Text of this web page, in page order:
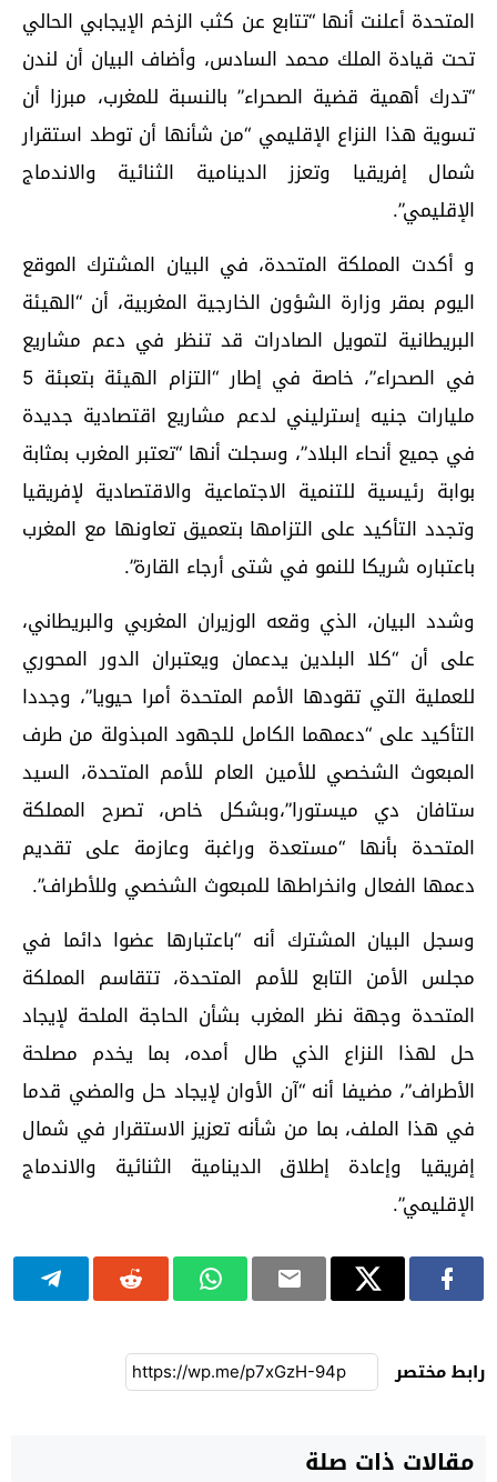
المتحدة أعلنت أنها “تتابع عن كثب الزخم الإيجابي الحالي
تحت قيادة الملك محمد السادس، وأضاف البيان أن لندن
“تدرك أهمية قضية الصحراء” بالنسبة للمغرب، مبرزا أن
تسوية هذا النزاع الإقليمي “من شأنها أن توطد استقرار
شمال إفريقيا وتعزز الدينامية الثنائية والاندماج
الإقليمي”.
و أكدت المملكة المتحدة، في البيان المشترك الموقع
اليوم بمقر وزارة الشؤون الخارجية المغربية، أن “الهيئة
البريطانية لتمويل الصادرات قد تنظر في دعم مشاريع
في الصحراء”، خاصة في إطار “التزام الهيئة بتعبئة 5
مليارات جنيه إسترليني لدعم مشاريع اقتصادية جديدة
في جميع أنحاء البلاد”، وسجلت أنها “تعتبر المغرب بمثابة
بوابة رئيسية للتنمية الاجتماعية والاقتصادية لإفريقيا
وتجدد التأكيد على التزامها بتعميق تعاونها مع المغرب
باعتباره شريكا للنمو في شتى أرجاء القارة”.
وشدد البيان، الذي وقعه الوزيران المغربي والبريطاني،
على أن “كلا البلدين يدعمان ويعتبران الدور المحوري
للعملية التي تقودها الأمم المتحدة أمرا حيويا”، وجددا
التأكيد على “دعمهما الكامل للجهود المبذولة من طرف
المبعوث الشخصي للأمين العام للأمم المتحدة، السيد
ستافان دي ميستورا”،وبشكل خاص، تصرح المملكة
المتحدة بأنها “مستعدة وراغبة وعازمة على تقديم
دعمها الفعال وانخراطها للمبعوث الشخصي وللأطراف”.
وسجل البيان المشترك أنه “باعتبارها عضوا دائما في
مجلس الأمن التابع للأمم المتحدة، تتقاسم المملكة
المتحدة وجهة نظر المغرب بشأن الحاجة الملحة لإيجاد
حل لهذا النزاع الذي طال أمده، بما يخدم مصلحة
الأطراف”، مضيفا أنه “آن الأوان لإيجاد حل والمضي قدما
في هذا الملف، بما من شأنه تعزيز الاستقرار في شمال
إفريقيا وإعادة إطلاق الدينامية الثنائية والاندماج
الإقليمي”.
رابط مختصر
مقالات ذات صلة